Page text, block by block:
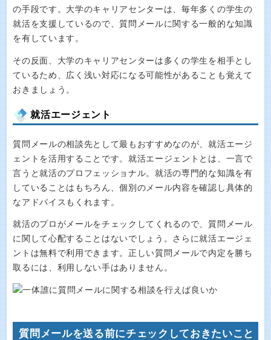
の手段です。大学のキャリアセンターは、毎年多くの学生の
就活を支援しているので、質問メールに関する一般的な知識
を有しています。
その反面、大学のキャリアセンターは多くの学生を相手とし
ているため、広く浅い対応になる可能性があることも覚えて
おきましょう。
就活エージェント
質問メールの相談先として最もおすすめなのが、就活エージ
ェントを活用することです。就活エージェントとは、一言で
言うと就活のプロフェッショナル。就活の専門的な知識を有
していることはもちろん、個別のメール内容を確認し具体的
なアドバイスもくれます。
就活のプロがメールをチェックしてくれるので、質問メール
に関して心配することはないでしょう。さらに就活エージェ
ントは無料で利用できます。正しい質問メールで内定を勝ち
取るには、利用しない手はありません。
質問メールを送る前にチェックしておきたいこと